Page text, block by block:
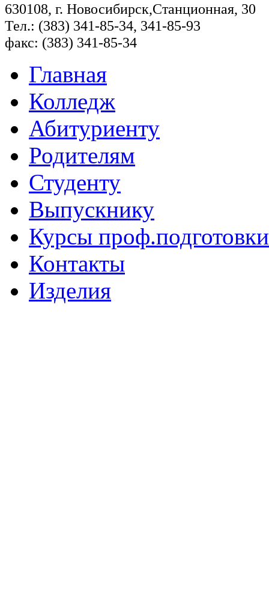
630108, г. Новосибирск,Станционная, 30
Тел.: (383) 341-85-34, 341-85-93
факс: (383) 341-85-34
Главная
Колледж
Абитуриенту
Родителям
Студенту
Выпускнику
Курсы проф.подготовки
Контакты
Изделия